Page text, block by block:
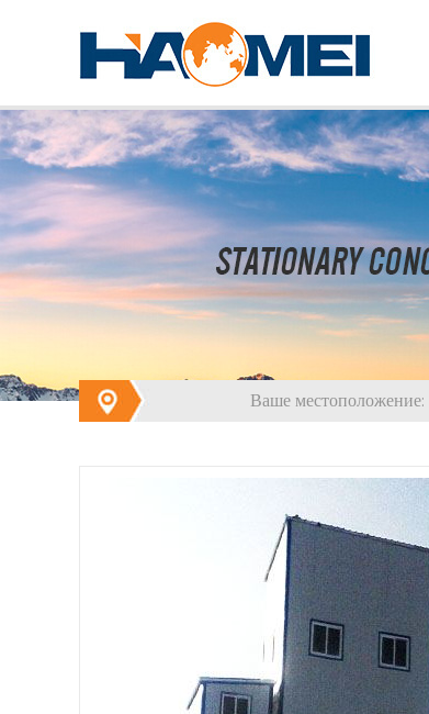
Ваше местоположение: